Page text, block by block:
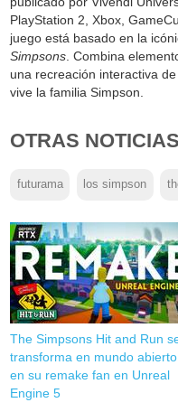
PlayStation 2, Xbox,
juego está basado en la
Simpsons . Combina
una recreación interactiva
vive la familia Simpson.
OTRAS
futurama los simpson
The Simpsons Hit and Run
transforma en mundo abierto
en su remake fan en Unreal
Engine 5